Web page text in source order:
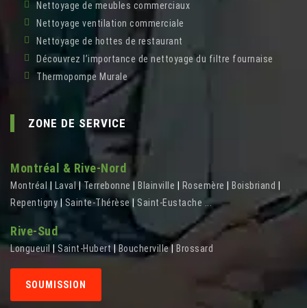
Nettoyage de meubles commerciaux
Nettoyage ventilation commerciale
Nettoyage de hottes de restaurant
Découvrez l’importance de nettoyage du filtre fournaise
Thermopompe Murale
ZONE DE SERVICE
Montréal & Rive-Nord
Montréal Laval|Terrebonne Blainville Rosemère Boisbriand
Repentigny| Sainte-Thérèse Saint-Eustache ...
Rive-Sud
Longueuil Saint-Hubert Boucherville| Brossard
SOUMISSION